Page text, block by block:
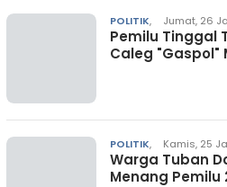
POLITIK, Jumat, 26
Pemilu Tinggal
Caleg "Gaspol"
POLITIK, Kamis, 25
Warga Tuban
Menang Pemilu